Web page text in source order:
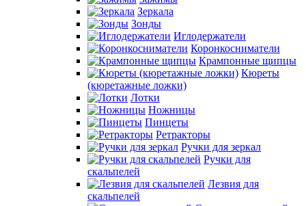
Зеркала
Зонды
Иглодержатели
Коронкосниматели
Крампонные щипцы
Кюреты
(кюретажные ложки)
Лотки
Ножницы
Пинцеты
Ретракторы
Ручки для зеркал
Ручки для
скальпелей
Лезвия для
скальпелей